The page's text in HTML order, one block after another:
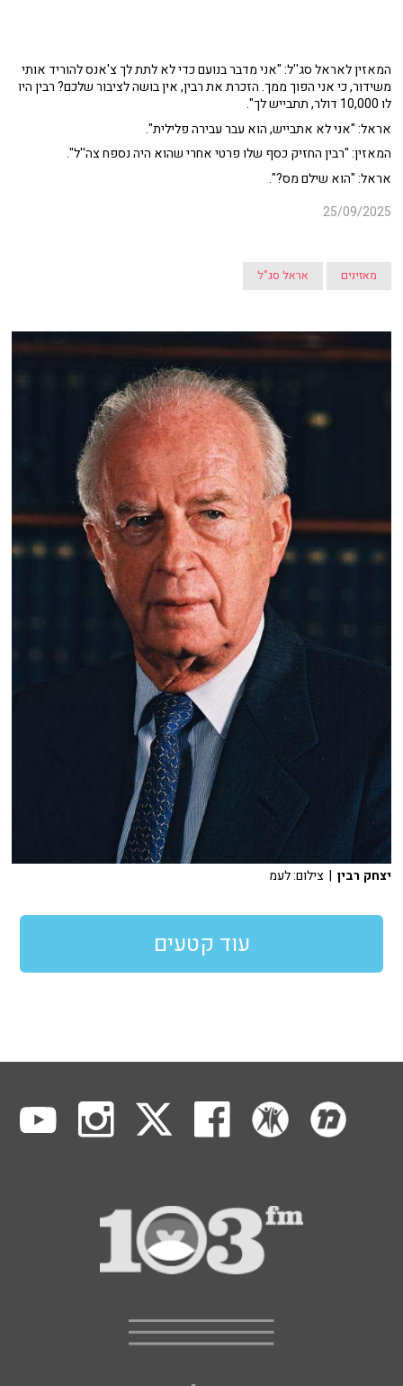
המאזין לאראל סג''ל: "אני מדבר בנועם כדי לא לתת לך צ'אנס להוריד אותי
משידור, כי אני הפוך ממך. הזכרת את רבין, אין בושה לציבור שלכם? רבין היו
לו 10,000 דולר, תתבייש לך".
אראל: "אני לא אתבייש, הוא עבר עבירה פלילית".
המאזין: "רבין החזיק כסף שלו פרטי אחרי שהוא היה נספח צה''ל".
אראל: "הוא שילם מס?".
25/09/2025
מאזינים אראל סג"ל
יצחק רבין | צילום: לעמ
עוד קטעים